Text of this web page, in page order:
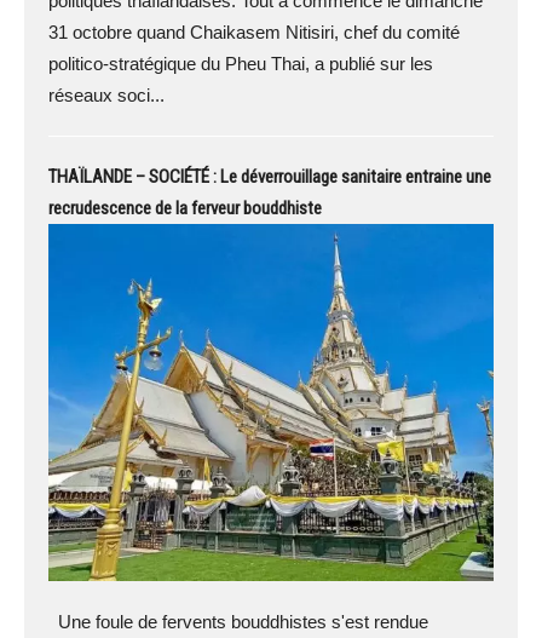
31 octobre quand Chaikasem Nitisiri, chef du comité
politico-stratégique du Pheu Thai, a publié sur les
réseaux soci...
THAÏLANDE – SOCIÉTÉ : Le déverrouillage sanitaire entraine une
recrudescence de la ferveur bouddhiste
Une foule de fervents bouddhistes s'est rendue